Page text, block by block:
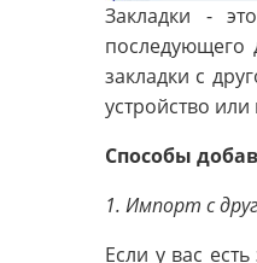
Закладки -
последующего
закладки с
устройство
Способы
1. Импорт с
Если у вас